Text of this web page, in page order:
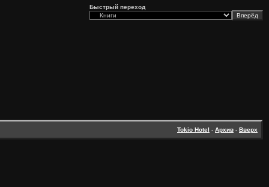
Быстрый переход
Tokio Hotel - Архив - Вверх